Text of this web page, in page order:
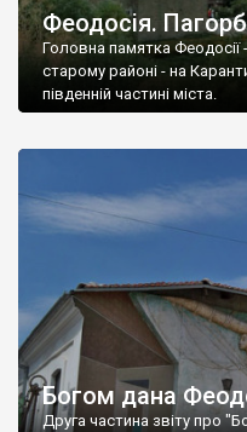
Феодосія.
Головна памятка Феодосії
старому районі - на
південній частині міста.
Богом дана
Друга частина звіту про